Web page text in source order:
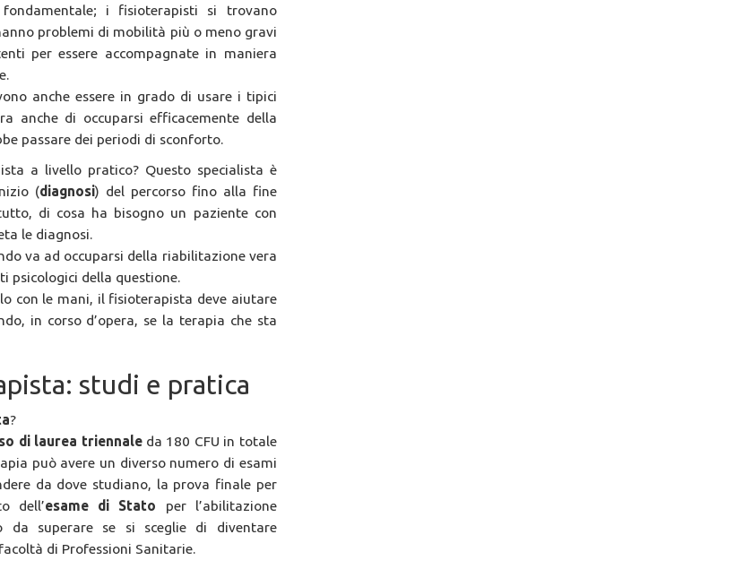
i fisioterapisti si trovano
problemi di mobilità più o meno gravi
per essere accompagnate in maniera
anche essere in grado di usare i tipici
anche di occuparsi efficacemente della
passare dei periodi di sconforto.
a livello pratico? Questo specialista è
(diagnosi) del percorso fino alla fine
di cosa ha bisogno un paziente con
le diagnosi.
va ad occuparsi della riabilitazione vera
psicologici della questione.
con le mani, il fisioterapista deve aiutare
in corso d’opera, se la terapia che sta
studi e pratica
?
di laurea triennaleda 180 CFU in totale
può avere un diverso numero di esami
da dove studiano, la prova finale per
dell’esame di Stato per l’abilitazione
da superare se si sceglie di diventare
di Professioni Sanitarie.